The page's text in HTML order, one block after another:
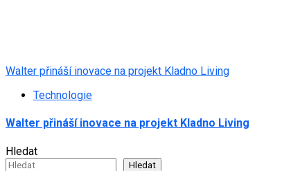
Walter přináší inovace na projekt Kladno Living
Technologie
Walter přináší inovace na projekt Kladno Living
Hledat
Hledat